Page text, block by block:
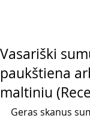
Vasariški
paukštiena
maltiniu
Geras skanus